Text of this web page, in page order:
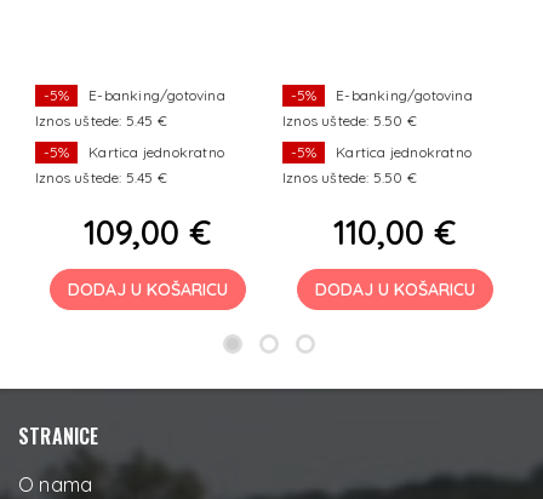
-5%
E-banking/gotovina
Iznos uštede: 5.45 €
-5%
Kartica jednokratno
Iznos uštede: 5.45 €
109,00 €
DODAJ U KOŠARICU
-5%
E-banking/gotovina
Iznos uštede: 5.50 €
-5%
Kartica jednokratno
Iznos uštede: 5.50 €
110,00 €
DODAJ U KOŠARICU
STRANICE
O nama